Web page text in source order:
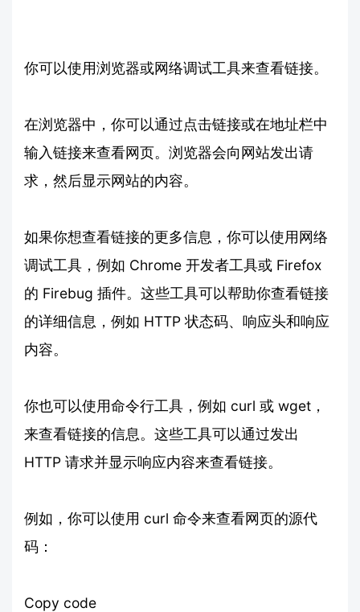
你可以使用浏览器或网络调试工具来查看链接。
在浏览器中，你可以通过点击链接或在地址栏中
输入链接来查看网页。浏览器会向网站发出请
求，然后显示网站的内容。
如果你想查看链接的更多信息，你可以使用网络
调试工具，例如 Chrome 开发者工具或 Firefox
的 Firebug 插件。这些工具可以帮助你查看链接
的详细信息，例如 HTTP 状态码、响应头和响应
内容。
你也可以使用命令行工具，例如 curl 或 wget，
来查看链接的信息。这些工具可以通过发出
HTTP 请求并显示响应内容来查看链接。
例如，你可以使用 curl 命令来查看网页的源代
码：
Copy code